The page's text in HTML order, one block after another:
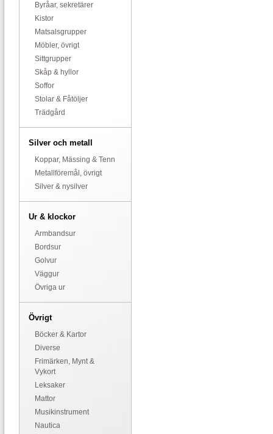
Byråar, sekretärer
Kistor
Matsalsgrupper
Möbler, övrigt
Sittgrupper
Skåp & hyllor
Soffor
Stolar & Fåtöljer
Trädgård
Silver och metall
Koppar, Mässing & Tenn
Metallföremål, övrigt
Silver & nysilver
Ur & klockor
Armbandsur
Bordsur
Golvur
Väggur
Övriga ur
Övrigt
Böcker & Kartor
Diverse
Frimärken, Mynt &
Vykort
Leksaker
Mattor
Musikinstrument
Nautica